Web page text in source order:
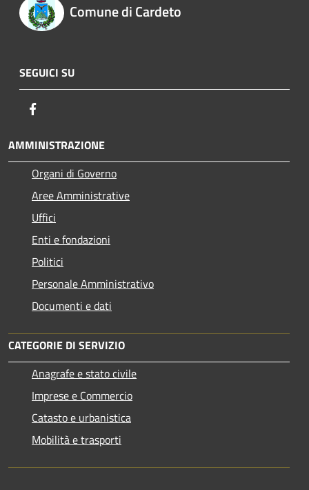
Comune di Cardeto
SEGUICI SU
AMMINISTRAZIONE
Organi di Governo
Aree Amministrative
Uffici
Enti e fondazioni
Politici
Personale Amministrativo
Documenti e dati
CATEGORIE DI SERVIZIO
Anagrafe e stato civile
Imprese e Commercio
Catasto e urbanistica
Mobilità e trasporti